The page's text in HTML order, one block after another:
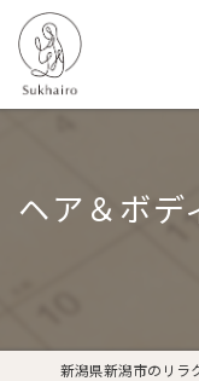
ヘア＆ボデ